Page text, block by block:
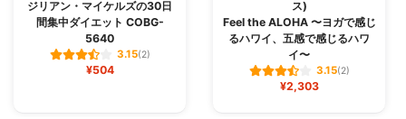
ジリアン・マイケルズの30日
間集中ダイエット COBG-
5640
3.15(2)
¥504
ス)
Feel the ALOHA 〜ヨガで感じ
るハワイ、五感で感じるハワ
イ〜
3.15(2)
¥2,303